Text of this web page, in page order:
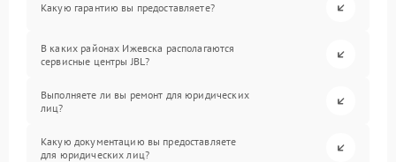
Какую гарантию вы предоставляете?
В каких районах Ижевска располагаются
сервисные центры JBL?
Выполняете ли вы ремонт для юридических
лиц?
Какую документацию вы предоставляете
для юридических лиц?